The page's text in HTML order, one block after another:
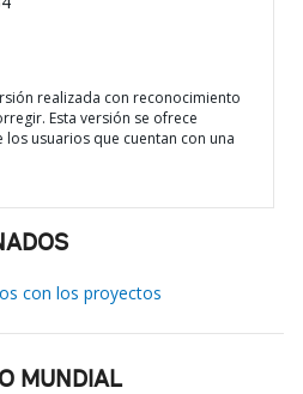
realizada con reconocimiento
Esta versión se ofrece
usuarios que cuentan con una
con los proyectos
MUNDIAL